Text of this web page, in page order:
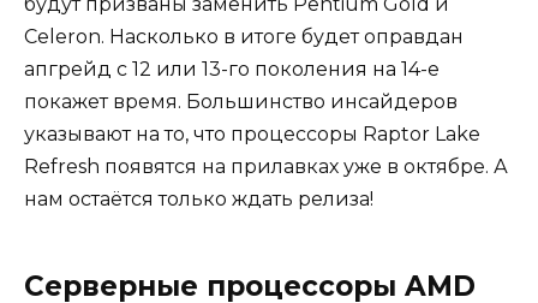
Celeron. Насколько в итоге будет оправдан
апгрейд с 12 или 13-го поколения на 14-е
покажет время. Большинство инсайдеров
указывают на то, что процессоры Raptor Lake
Refresh появятся на прилавках уже в октябре. А
нам остаётся только ждать релиза!
Серверные процессоры AMD